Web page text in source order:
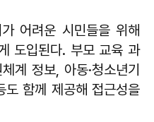
어려운 시민들을 위해
도입된다. 부모 교육 과
계 정보, 아동·청소년기
함께 제공해 접근성을